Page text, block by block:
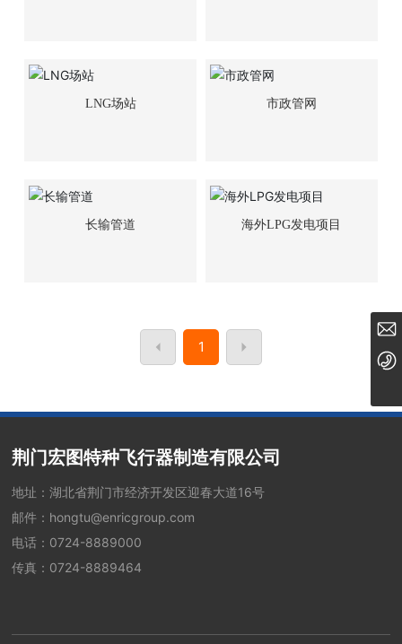
LNG场站 市政管网
长输管道 海外LPG发电项目
1
荆门宏图特种飞行器制造有限公司
地址：湖北省荆门市经济开发区迎春大道16号
邮件： hongtu@enricgroup.com
电话： 0724-8889000
传真：0724-8889464
hongtu@enricgroup.com
0724-8889000